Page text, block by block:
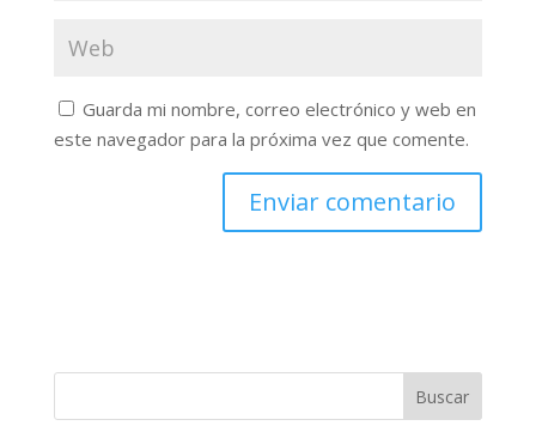
Guarda mi nombre, correo electrónico y web en
este navegador para la próxima vez que comente.
Buscar